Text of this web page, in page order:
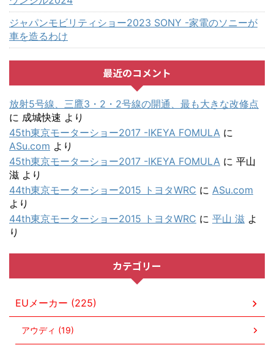
ジャパンモビリティショー2023 SONY -家電のソニーが
車を造るわけ
最近のコメント
放射5号線、三鷹3・2・2号線の開通、最も大きな改修点
に 成城快速 より
45th東京モーターショー2017 -IKEYA FOMULA に
ASu.com より
45th東京モーターショー2017 -IKEYA FOMULA に 平山
滋 より
44th東京モーターショー2015 トヨタWRC に ASu.com
より
44th東京モーターショー2015 トヨタWRC に 平山 滋 よ
り
カテゴリー
EUメーカー (225)
アウディ (19)